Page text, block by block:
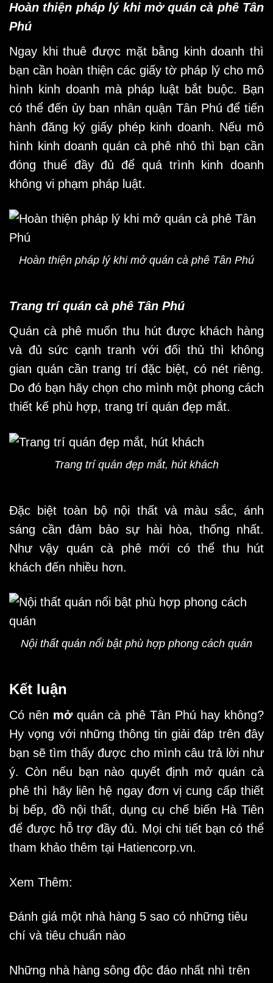
Hoàn thiện pháp lý khi mở quán cà phê Tân
Phú
Ngay khi thuê được mặt bằng kinh doanh thì
bạn cần hoàn thiện các giấy tờ pháp lý cho mô
hình kinh doanh mà pháp luật bắt buộc. Bạn
có thể đến ủy ban nhân quận Tân Phú để tiến
hành đăng ký giấy phép kinh doanh. Nếu mô
hình kinh doanh quán cà phê nhỏ thì bạn cần
đóng thuế đầy đủ để quá trình kinh doanh
không vi phạm pháp luật.
Hoàn thiện pháp lý khi mở quán cà phê Tân Phú
Trang trí quán cà phê Tân Phú
Quán cà phê muốn thu hút được khách hàng
và đủ sức cạnh tranh với đối thủ thì không
gian quán cần trang trí đặc biệt, có nét riêng.
Do đó bạn hãy chọn cho mình một phong cách
thiết kế phù hợp, trang trí quán đẹp mắt.
Trang trí quán đẹp mắt, hút khách
Đặc biệt toàn bộ nội thất và màu sắc, ánh
sáng cần đảm bảo sự hài hòa, thống nhất.
Như vậy quán cà phê mới có thể thu hút
khách đến nhiều hơn.
Nội thất quán nổi bật phù hợp phong cách quán
Kết luận
Có nên mởquán cà phê Tân Phú hay không?
Hy vọng với những thông tin giải đáp trên đây
bạn sẽ tìm thấy được cho mình câu trả lời như
ý. Còn nếu bạn nào quyết định mở quán cà
phê thì hãy liên hệ ngay đơn vị cung cấp thiết
bị bếp, đồ nội thất, dụng cụ chế biến Hà Tiên
để được hỗ trợ đầy đủ. Mọi chi tiết bạn có thể
tham khảo thêm tại Hatiencorp.vn.
Xem Thêm:
Đánh giá một nhà hàng 5 sao có những tiêu
chí và tiêu chuẩn nào
Những nhà hàng sông độc đáo nhất nhì trên